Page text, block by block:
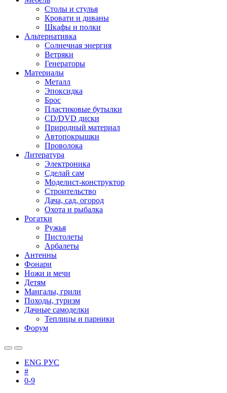
Столы и стулья
Кровати и диваны
Шкафы и полки
Альтернативка
Солнечная энергия
Ветряки
Генераторы
Материалы
Металл
Эпоксидка
Брос
Пластиковые бутылки
CD/DVD диски
Природный материал
Автопокрышки
Проволока
Литература
Электроника
Сделай сам
Моделист-конструктор
Строительство
Дача, сад, огород
Охота и рыбалка
Рогатки
Ружья
Пистолеты
Арбалеты
Антенны
Фонари
Ножи и мечи
Детям
Мангалы, грили
Походы, туризм
Дачные самоделки
Теплицы и парники
Форум
ENG РУС
#
0-9